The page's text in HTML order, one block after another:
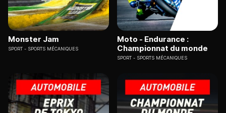
Monster Jam
SPORT SPORTS MÉCANIQUES
Moto - Endurance :
Championnat du monde
SPORT SPORTS MÉCANIQUES